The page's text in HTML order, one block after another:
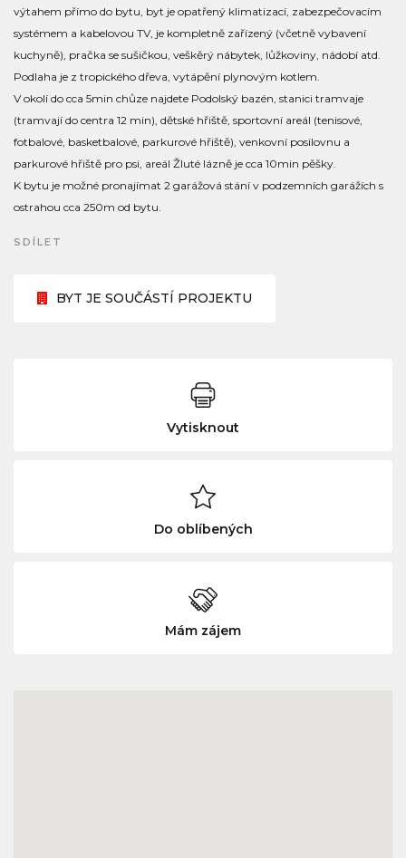
výtahem přímo do bytu, byt je opatřený klimatizací, zabezpečovacím
systémem a kabelovou TV, je kompletně zařízený (včetně vybavení
kuchyně), pračka se sušičkou, veškěrý nábytek, lůžkoviny, nádobí atd.
Podlaha je z tropického dřeva, vytápění plynovým kotlem.
V okolí do cca 5min chůze najdete Podolský bazén, stanici tramvaje
(tramvají do centra 12 min), dětské hřiště, sportovní areál (tenisové,
fotbalové, basketbalové, parkurové hřiště), venkovní posilovnu a
parkurové hřiště pro psi, areál Žluté lázně je cca 10min pěšky.
K bytu je možné pronajímat 2 garážová stání v podzemních garážích s
ostrahou cca 250m od bytu.
SDÍLET
BYT JE SOUČÁSTÍ PROJEKTU
Vytisknout
Do oblíbených
Mám zájem